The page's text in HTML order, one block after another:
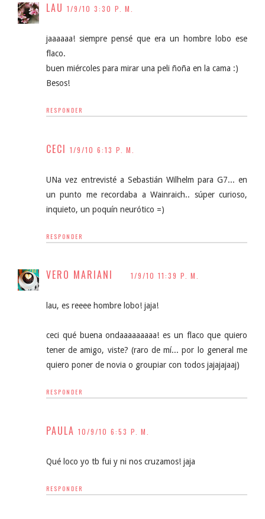
LAU 1/9/10 3:30 P. M.
jaaaaaa! siempre pensé que era un hombre lobo ese
flaco.
buen miércoles para mirar una peli ñoña en la cama :)
Besos!
RESPONDER
CECI 1/9/10 6:13 P. M.
UNa vez entrevisté a Sebastián Wilhelm para G7... en
un punto me recordaba a Wainraich.. súper curioso,
inquieto, un poquín neurótico =)
RESPONDER
VERO MARIANI 1/9/10 11:39 P. M.
lau, es reeee hombre lobo! jaja!
ceci qué buena ondaaaaaaaaa! es un flaco que quiero
tener de amigo, viste? (raro de mí... por lo general me
quiero poner de novia o groupiar con todos jajajajaaj)
RESPONDER
PAULA 10/9/10 6:53 P. M.
Qué loco yo tb fui y ni nos cruzamos! jaja
RESPONDER